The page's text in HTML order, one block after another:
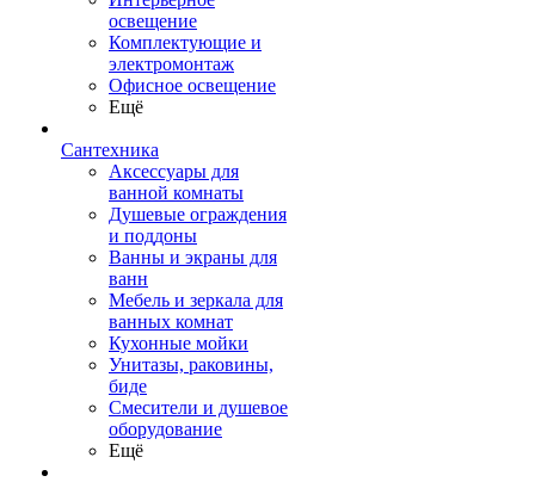
освещение
Комплектующие и
электромонтаж
Офисное освещение
Ещё
Сантехника
Аксессуары для
ванной комнаты
Душевые ограждения
и поддоны
Ванны и экраны для
ванн
Мебель и зеркала для
ванных комнат
Кухонные мойки
Унитазы, раковины,
биде
Смесители и душевое
оборудование
Ещё